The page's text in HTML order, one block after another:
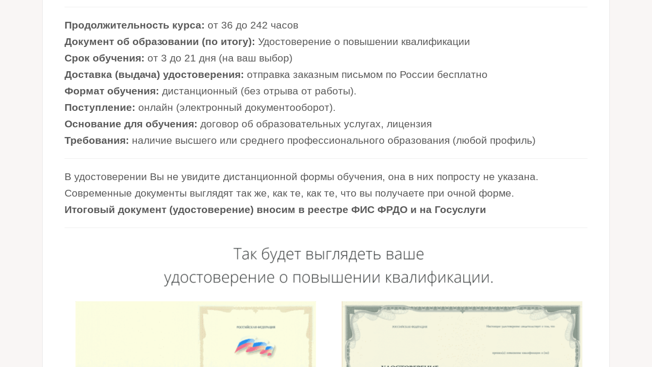
Продолжительность курса: от 36 до 242 часов
Документ об образовании (по итогу): Удостоверение о повышении квалификации
Срок обучения: от 3 до 21 дня (на ваш выбор)
Доставка (выдача) удостоверения: отправка заказным письмом по России бесплатно
Формат обучения: дистанционный (без отрыва от работы).
Поступление: онлайн (электронный документооборот).
Основание для обучения: договор об образовательных услугах, лицензия
Требования: наличие высшего или среднего профессионального образования (любой профиль)
В удостоверении Вы не увидите дистанционной формы обучения, она в них попросту не указана.
Современные документы выглядят так же, как те, как те, что вы получаете при очной форме.
Итоговый документ (удостоверение) вносим в реестре ФИС ФРДО и на Госуслуги